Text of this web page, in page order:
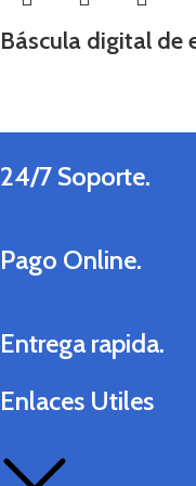
Báscula digital de
24/7 Soporte.
Pago Online.
Entrega rapida.
Enlaces Utiles